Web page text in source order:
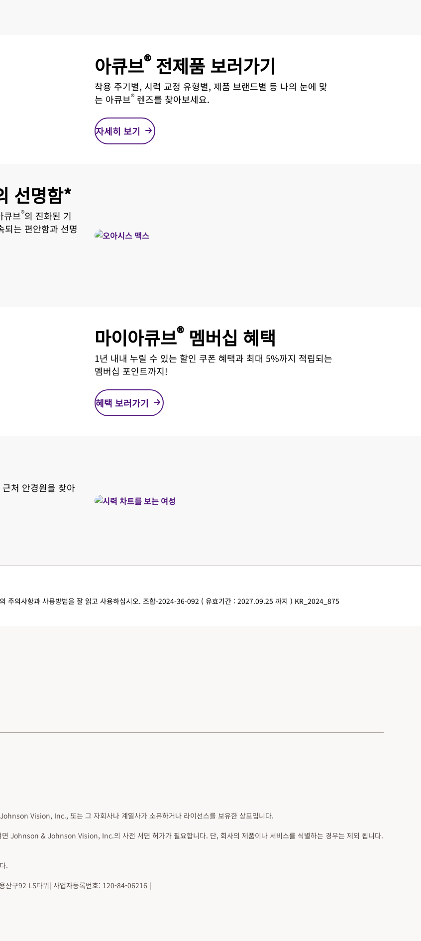
아큐브®전제품 보러가기
착용 주기별, 시력 교정 유형별, 제품 브랜드별 등 나의 눈에 맞
는 아큐브®렌즈를 찾아보세요.
자세히 보기
선명함*
큐브®의 진화된 기
되는 편안함과 선명
마이아큐브®멤버십 혜택
1년 내내 누릴 수 있는 할인 쿠폰 혜택과 최대 5%까지 적립되는
멤버십 포인트까지!
혜택 보러가기
처 안경원을 찾아
주의사항과 사용방법을 잘 읽고 사용하십시오. 조합-2024-36-092 ( 유효기간 : 2027.09.25 까지 ) KR_2024_875
Vision, Inc., 또는 그 자회사나 계열사가 소유하거나 라이선스를 보유한 상표입니다.
Johnson & Johnson Vision, Inc.의 사전 서면 허가가 필요합니다. 단, 회사의 제품이나 서비스를 식별하는 경우는 제외 됩니다.
.
산구92 LS타워| 사업자등록번호: 120-84-06216 |